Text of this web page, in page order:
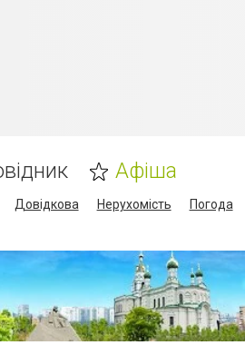
Афіша
Довідкова Нерухомість Погода